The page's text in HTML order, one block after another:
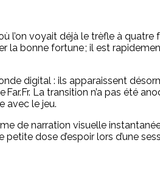
l’on voyait déjà le trèfle à
la bonne fortune ; il est
digital : ils apparaissent
La transition n’a pas été
avec le jeu.
de narration visuelle
dose d’espoir lors d’une